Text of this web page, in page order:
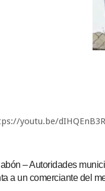
youtu.be/
– Autoridades
a un comerciante del